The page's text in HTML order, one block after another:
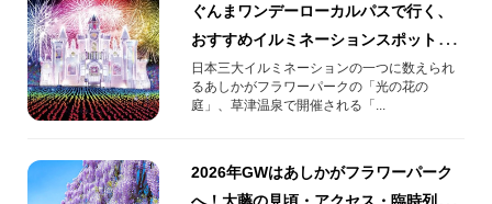
ぐんまワンデーローカルパスで行く、
おすすめイルミネーションスポット3
選！
日本三大イルミネーションの一つに数えられ
るあしかがフラワーパークの「光の花の
庭」、草津温泉で開催される「...
2026年GWはあしかがフラワーパーク